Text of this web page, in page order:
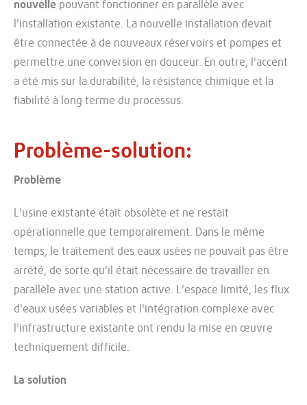
nouvelle pouvant fonctionner en parallèle avec
l'installation existante. La nouvelle installation devait
être connectée à de nouveaux réservoirs et pompes et
permettre une conversion en douceur. En outre, l'accent
a été mis sur la durabilité, la résistance chimique et la
fiabilité à long terme du processus.
Problème-solution
Problème
L'usine existante était obsolète et ne restait
opérationnelle que temporairement. Dans le même
temps, le traitement des eaux usées ne pouvait pas être
arrêté, de sorte qu'il était nécessaire de travailler en
parallèle avec une station active. L'espace limité, les flux
d'eaux usées variables et l'intégration complexe avec
l'infrastructure existante ont rendu la mise en œuvre
techniquement difficile.
La solution